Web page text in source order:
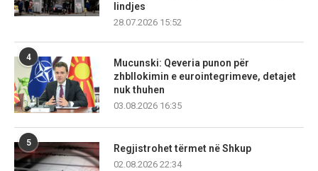
lindjes
28.07.2026 15:52
4
Mucunski: Qeveria punon për
zhbllokimin e eurointegrimeve, detajet
nuk thuhen
03.08.2026 16:35
5
Regjistrohet tërmet në Shkup
02.08.2026 22:34